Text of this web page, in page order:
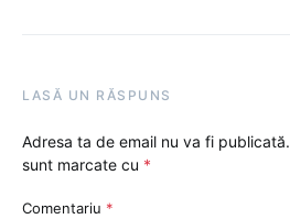
LASĂ UN RĂSPUNS
Adresa ta de email nu va fi publicată.
sunt marcate cu *
Comentariu *